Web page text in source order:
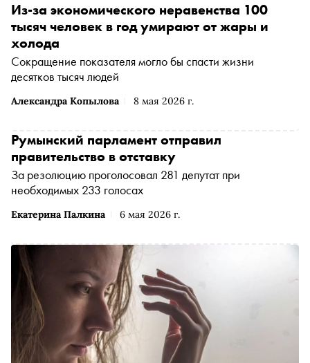
Александра Копылова 8 мая 2026 г.
Из-за экономического неравенства 100
тысяч человек в год умирают от жары и
холода
Сокращение показателя могло бы спасти жизни
десятков тысяч людей
Екатерина Палкина 6 мая 2026 г.
Румынский парламент отправил
правительство в отставку
За резолюцию проголосовал 281 депутат при
необходимых 233 голосах